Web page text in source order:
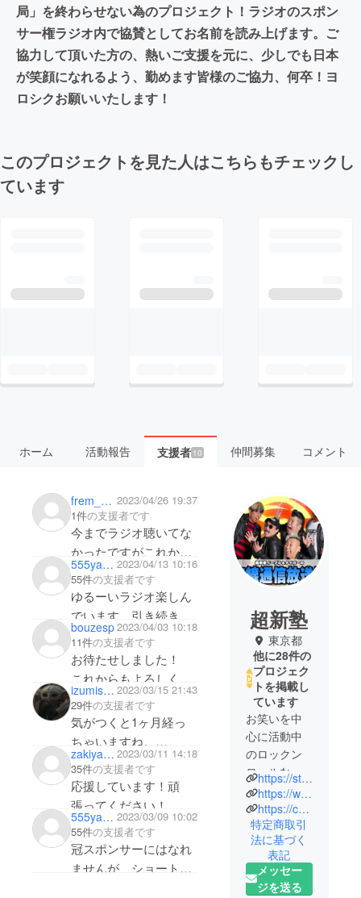
局」を終わらせない為のプロジェクト！ラジオのスポン
サー権ラジオ内で協賛としてお名前を読み上げます。ご
協力して頂いた方の、熱いご支援を元に、少しでも日本
が笑顔になれるよう、勤めます皆様のご協力、何卒！ヨ
ロシクお願いいたします！
このプロジェクトを見た人はこちらもチェックし
ています
ホーム 活動報告 支援者 10 仲間募集 コメント
frem_yoshikazu 2023/04/26 19:37
1件の支援者です
今までラジオ聴いてな
かったですがこれから
ハマりそうですw
毎週聴きます笑
THE SECONDも頑
張ってください✨
555yammy555 2023/04/13 10:16
55件の支援者です
ゆるーいラジオ楽しん
でいます。引き続き支
援いたしますので、そ
こんとこっ！！ヨロシ
クお願い致します！
応援しています！頑
張ってください！
bouzesp2023/04/03 10:18
11件の支援者です
お待たせしました！
これからもよろしくお
願いします(^^)
izumisery 2023/03/15 21:43
29件の支援者です
気がつくと1ヶ月経っ
ちゃいますね。
更新するのを忘れてま
した😝
the Secondも勝ち抜い
ちゃって下さい‼️
zakiyama316 2023/03/11 14:18
35件の支援者です
応援しています！頑
張ってください！
555yammy555 2023/03/09 10:02
55件の支援者です
冠スポンサーにはなれ
ませんが、ショートス
超新塾
東京都
他に28件の
プロジェク
トを掲載し
ています
お笑いを中
心に活動中
のロックン
ロールな６
人組、超新
塾。
YouTube登
録者数40万
人以上！
https://stand.fm/channels/5fda146c47dfe99c8b83c4c4
https://www.youtube.com/channel/UC8ao3oi5q70KccmjzrRKRYQ
https://choshinjuku.jp
特定商取引
法に基づく
表記
メッセー
ジを送る